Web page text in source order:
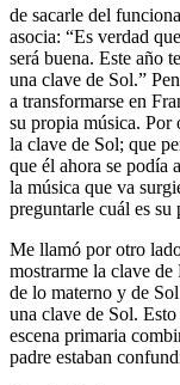
de sacarle del
asocia: “Es verdad
será buena. Este año
una clave de Sol.”
a transformarse en
su propia música. Por
la clave de Sol; que
que él ahora se podía
la música que va
preguntarle cuál es su
Me llamó por otro
mostrarme la clave
de lo materno y de
una clave de Sol.
escena primaria
padre estaban